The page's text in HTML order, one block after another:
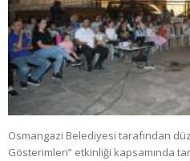
Osmangazi Belediyesi tarafından
Gösterimleri” etkinliği kapsamında